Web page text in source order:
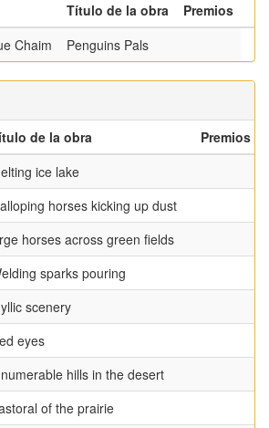
Título de la obra
Premios
Chaim
Penguins Pals
de la obra
Premios
ice lake
horses kicking up dust
horses across green fields
sparks pouring
scenery
eyes
hills in the desert
of the prairie